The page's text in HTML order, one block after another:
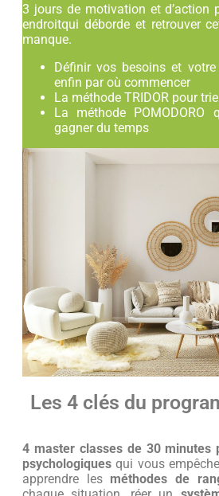
3 jours de motivation et d’action
endroitqui déborde et retrouver
manque.
Définir vos besoins et
enfin par où commencer
La méthode TRIDOR pour
La méthode
gagner du temps
Les 4 clés du
4 master classes de 30 minutes
psychologiques qui vous
apprendre les méthodes de